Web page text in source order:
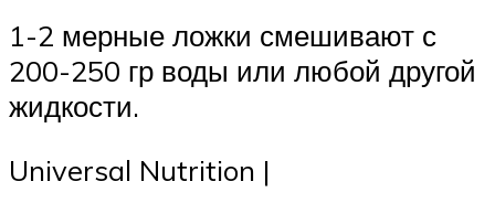
1-2 мерные ложки смешивают с
200-250 гр воды или любой другой
жидкости.
Universal Nutrition |